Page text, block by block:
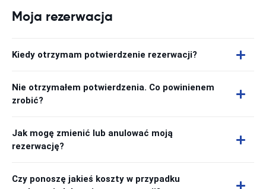
Moja rezerwacja
Kiedy otrzymam potwierdzenie rezerwacji?
Nie otrzymałem potwierdzenia. Co powinienem
zrobić?
Jak mogę zmienić lub anulować moją
rezerwację?
Czy ponoszę jakieś koszty w przypadku